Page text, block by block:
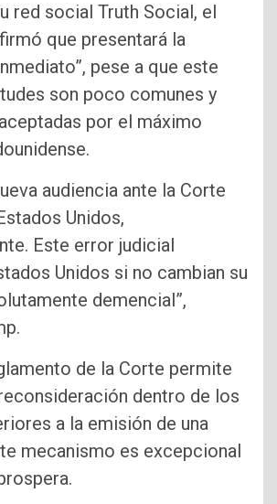
red social Truth Social, el
que presentará la
pese a que este
son poco comunes y
por el máximo
audiencia ante la Corte
Unidos,
Este error judicial
Unidos si no cambian su
demencial”,
de la Corte permite
dentro de los
a la emisión de una
mecanismo es excepcional